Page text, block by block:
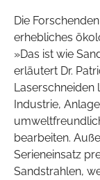
Die
erhebliches
»Das ist wie
erläutert Dr.
Laserschneiden
Industrie,
bearbeiten.
Serieneinsatz
Sandstrahlen,